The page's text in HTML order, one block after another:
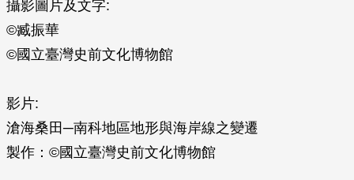
攝影圖片及文字:
©臧振華
©國立臺灣史前文化博物館
影片:
滄海桑田─南科地區地形與海岸線之變遷
製作：©國立臺灣史前文化博物館